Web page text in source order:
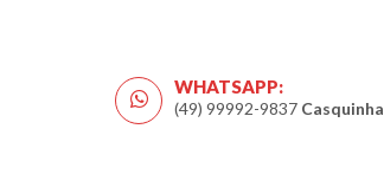
WHATSAPP:
(49) 99992-9837 Casquinha